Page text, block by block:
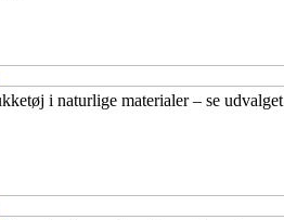
i naturlige materialer – se udvalget